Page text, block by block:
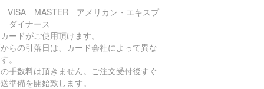
VISA MASTER アメリカン・エキスプ
ダイナース
ードがご使用頂けます。
らの引落日は、カード会社によって異な
。
手数料は頂きません。ご注文受付後すぐ
準備を開始致します。